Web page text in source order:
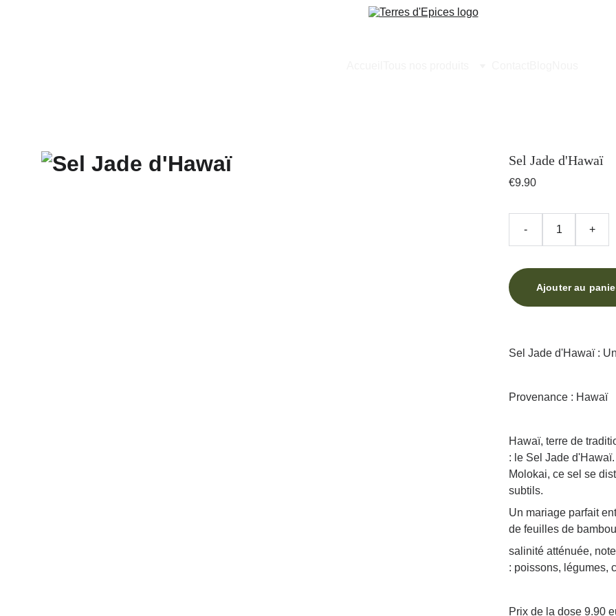
Sel Jade d'Hawaï
€9.90
- +
Ajouter au
Sel Jade d'Hawaï :
Provenance : Hawaï
Hawaï, terre de
: le Sel Jade
Molokai, ce sel se
subtils.
Un mariage parfait
de feuilles de
salinité atténuée,
: poissons, légumes,
Prix de la dose 9.90